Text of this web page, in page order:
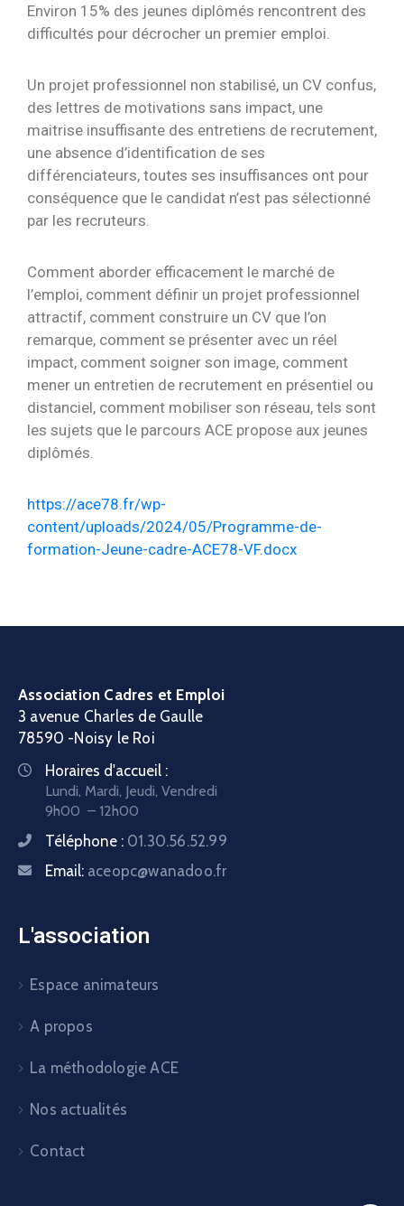
Environ 15% des jeunes diplômés rencontrent des
difficultés pour décrocher un premier emploi.
Un projet professionnel non stabilisé, un CV confus,
des lettres de motivations sans impact, une
maitrise insuffisante des entretiens de recrutement,
une absence d’identification de ses
différenciateurs, toutes ses insuffisances ont pour
conséquence que le candidat n’est pas sélectionné
par les recruteurs.
Comment aborder efficacement le marché de
l’emploi, comment définir un projet professionnel
attractif, comment construire un CV que l’on
remarque, comment se présenter avec un réel
impact, comment soigner son image, comment
mener un entretien de recrutement en présentiel ou
distanciel, comment mobiliser son réseau, tels sont
les sujets que le parcours ACE propose aux jeunes
diplômés.
https://ace78.fr/wp-
content/uploads/2024/05/Programme-de-
formation-Jeune-cadre-ACE78-VF.docx
Association Cadres et Emploi
3 avenue Charles de Gaulle
78590 -Noisy le Roi
Horaires d'accueil :
Lundi, Mardi, Jeudi, Vendredi
9h00 – 12h00
Téléphone : 01.30.56.52.99
Email: aceopc@wanadoo.fr
L'association
Espace animateurs
A propos
La méthodologie ACE
Nos actualités
Contact